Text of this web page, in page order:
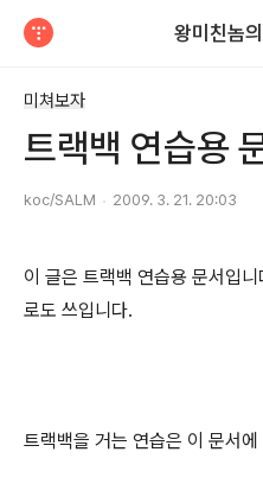
왕미친놈
미쳐보자
트랙백 연습용
koc/SALM 2009. 3. 21. 20:03
이 글은 트랙백 연습용 문서입
로도 쓰입니다.
트랙백을 거는 연습은 이 문서